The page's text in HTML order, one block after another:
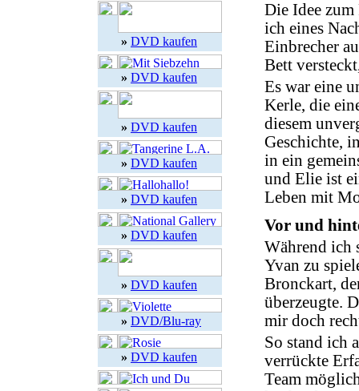
» DVD kaufen
» DVD kaufen
» DVD kaufen
» DVD kaufen
» DVD kaufen
» DVD kaufen
» DVD kaufen
» DVD/Blu-ray
» DVD kaufen
Die Idee
ich eines
Einbrecher
Bett
Es war eine
Kerle, die
diesem
Geschichte,
in ein
und Elie ist
Leben mit
Vor und
Während ich
Yvan zu
Bronckart,
überzeugte.
mir doch
So stand ich
verrückte
Team